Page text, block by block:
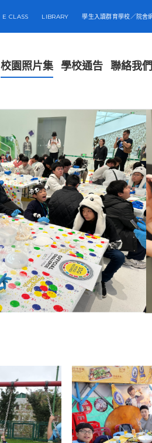
E CLASS LIBRARY 學生入讀群育學校／院舍
校園照片集 學校通告 聯絡我們